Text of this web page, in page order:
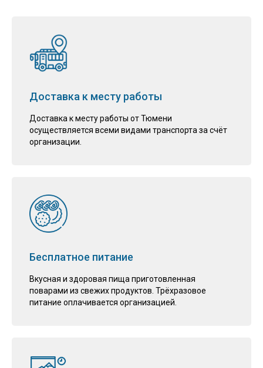
Доставка к месту работы
Доставка к месту работы от Тюмени
осуществляется всеми видами транспорта за счёт
организации.
Бесплатное питание
Вкусная и здоровая пища приготовленная
поварами из свежих продуктов. Трёхразовое
питание оплачивается организацией.